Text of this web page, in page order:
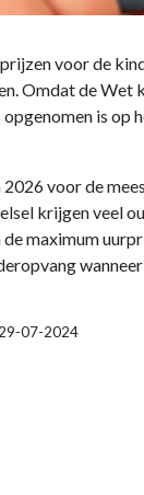
voor de
Omdat de Wet
is op
voor de
krijgen veel
maximum
07-2024